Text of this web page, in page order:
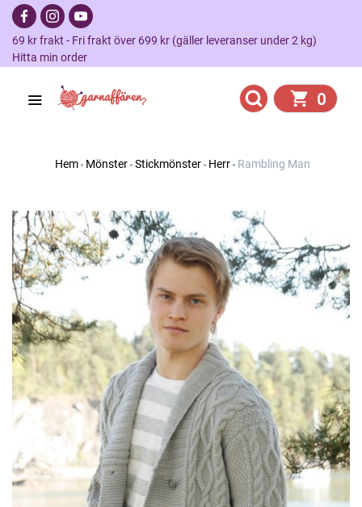
69 kr frakt - Fri frakt över 699 kr (gäller leveranser under 2 kg)
Hitta min order
0
Hem Mönster Stickmönster Herr Rambling Man